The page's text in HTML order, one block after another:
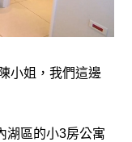
小姐，我們這邊
湖區的小3房公寓